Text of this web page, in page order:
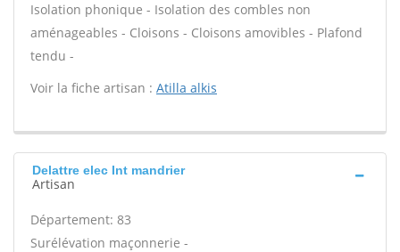
Isolation phonique - Isolation des combles non
aménageables - Cloisons - Cloisons amovibles - Plafond
tendu -
Voir la fiche artisan : Atilla alkis
Delattre elec Int mandrier
Artisan
Département: 83
Surélévation maçonnerie -